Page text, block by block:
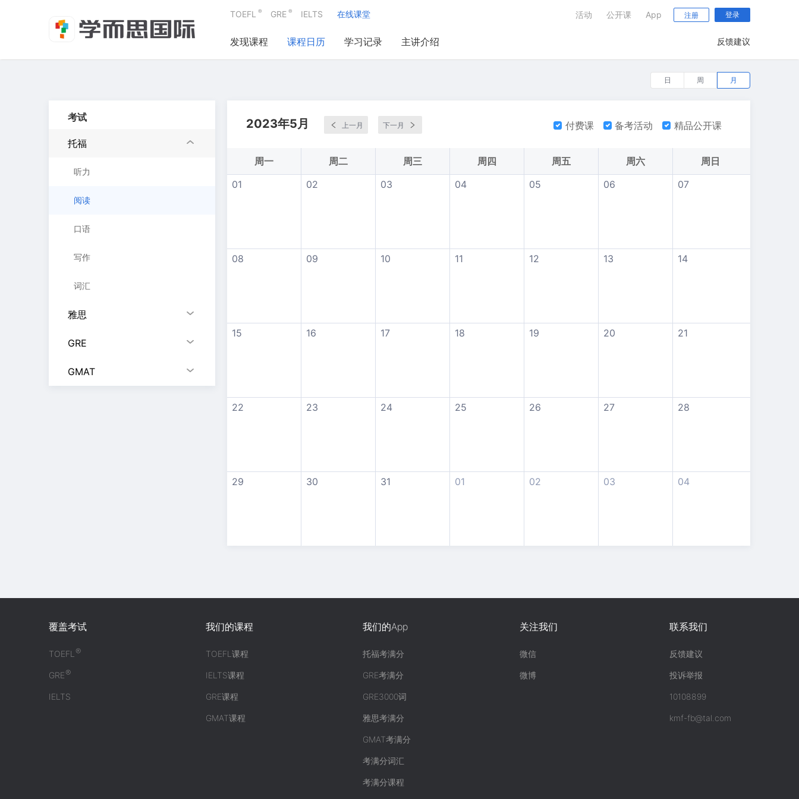
TOEFL ® GRE ® IELTS 在线课堂 注册 登录
活动 公开课 App
发现课程 课程日历 学习记录 主讲介绍 反馈建议
日 周 月
考试
托福
听力
阅读
口语
写作
词汇
雅思
GRE
GMAT
付费课 备考活动 精品公开课
2023年5月 上一月 下一月
周一 周二 周三 周四 周五 周六
周日
01
02 03 04 05 06 07
08 09 10 11 12 13 14
15 16 17 18 19 20 21
22 23 24 25 26 27 28
29 30 31 01 02 03 04
覆盖考试
TOEFL®
GRE®
IELTS
我们的课程
TOEFL课程
IELTS课程
GRE课程
GMAT课程
我们的App
托福考满分
GRE考满分
GRE3000词
雅思考满分
GMAT考满分
考满分词汇
考满分课程
关注我们
微信
微博
联系我们
反馈建议
投诉举报
10108899
kmf-fb@tal.com